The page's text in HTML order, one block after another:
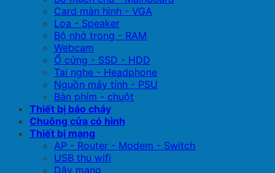
Card màn hình - VGA
Loa - Speaker
Bộ nhớ trong - RAM
Webcam
Ổ cứng - SSD - HDD
Tai nghe - Headphone
Nguồn máy tính - PSU
Bàn phím - chuột
Thiết bị báo cháy
Chuông cửa có hình
Thiết bị mạng
AP - Router - Modem - Switch
USB thu wifi
Dây mạng